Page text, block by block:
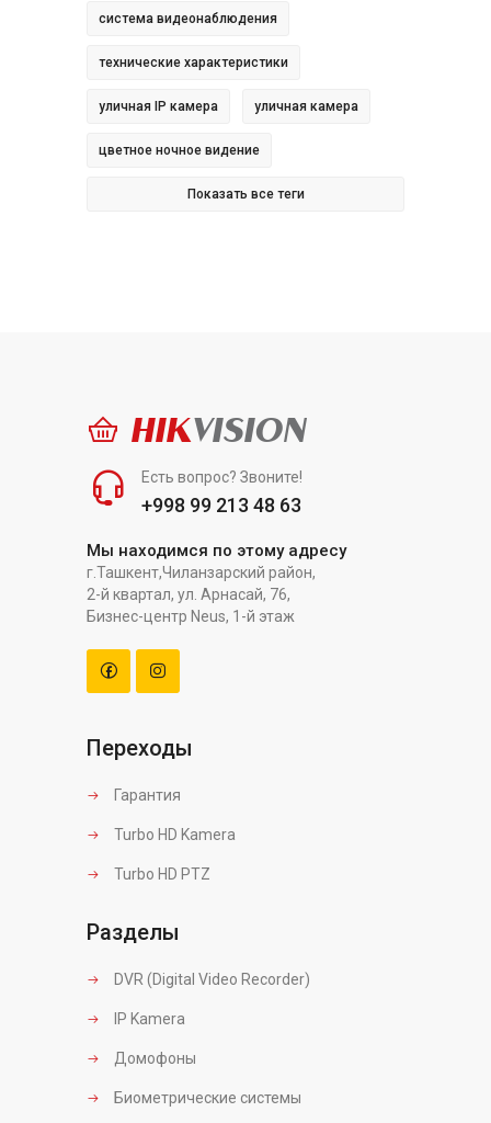
система видеонаблюдения
технические характеристики
уличная IP камера уличная камера
цветное ночное видение
Показать все теги
HIKVISION
Есть вопрос? Звоните!
+998 99 213 48 63
Мы находимся по этому адресу
г.Ташкент,Чиланзарский район,
2-й квартал, ул. Арнасай, 76,
Бизнес-центр Neus, 1-й этаж
Переходы
Гарантия
Turbo HD Kamera
Turbo HD PTZ
Разделы
DVR (Digital Video Recorder)
IP Kamera
Домофоны
Биометрические системы